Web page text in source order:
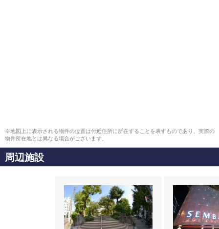
※地図上に表示される物件の位置は付近住所に所在することを表すものであり、実際の
物件所在地とは異なる場合がございます。
周辺施設